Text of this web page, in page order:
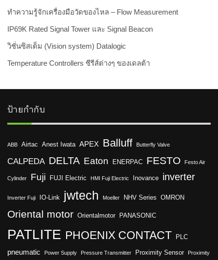
ทำความรู้จักเครื่องมือวัดของไหล – Flow Measurement
IP69K Rated Signal Tower และ Signal Beacon
วิชั่นซิสเต็ม (Vision system) Datalogic
Temperature Controllers ซีรีส์ต่างๆ ของเดลต้า
ป้ายกำกับ
ABB Airtac Anest Iwata APEX Balluff Butterfly Valve
CALPEDA DELTA Eaton ENERPAC FESTO Festo Air
Cylinder Fuji FUJI Electric HMI Fuji Electric Inovance inverter
Inverter Fuji IO-Link jwtech Moeller NHV Series OMRON
Oriental motor Orientalmotor PANASONIC
PATLITE PHOENIX CONTACT PLC
pneumatic Power Supply Pressure Transmitter Proximity Sensor Proximity